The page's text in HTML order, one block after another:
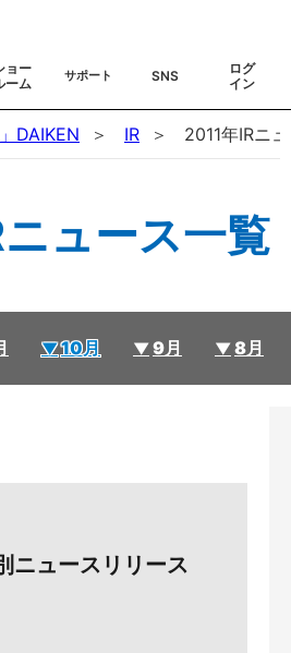
ョー
ーム
サポート SNS
ログ
イン
DAIKEN IR 2011年IRニ
ュース一覧
10月 9月 8月
ニュースリリース